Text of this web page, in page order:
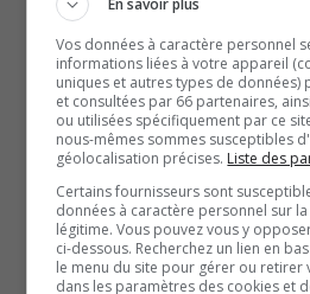
Communications et
À lire aussi :
Le CRTC élimine des frais qui
modifier ou d’annuler les
cellulaires
EAULOGIK, un nouveau
pression sur le réseau d’égouts
précipitations
Une femme prise en otage
En savoir plus
Vos données à caractère personnel
informations liées à votre appareil
uniques et autres types de
et consultées par 66 partenaires,
ou utilisées spécifiquement par ce
nous-mêmes sommes susceptibles
géolocalisation précises. Liste des
Certains fournisseurs sont
données à caractère personnel sur
légitime. Vous pouvez vous y
ci-dessous. Recherchez un lien en
le menu du site pour gérer ou retirer
dans les paramètres des cookies et